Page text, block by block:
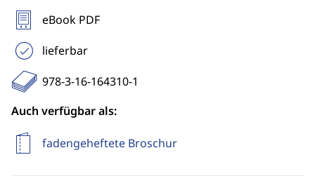
eBook PDF
lieferbar
978-3-16-164310-1
Auch verfügbar als:
fadengeheftete Broschur